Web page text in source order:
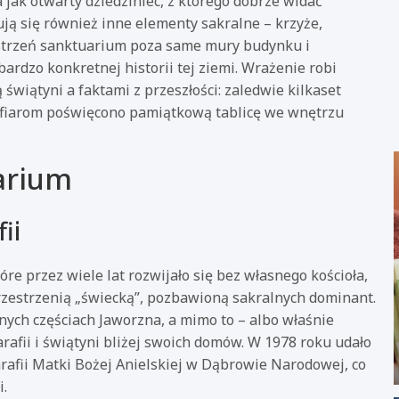
się również inne elementy sakralne – krzyże,
sanktuarium poza same mury budynku i
konkretnej historii tej ziemi. Wrażenie robi
a faktami z przeszłości: zaledwie kilkaset
poświęcono pamiątkową tablicę we wnętrzu
przez wiele lat rozwijało się bez własnego kościoła,
„świecką”, pozbawioną sakralnych dominant.
częściach Jaworzna, a mimo to – albo właśnie
i świątyni bliżej swoich domów. W 1978 roku udało
Matki Bożej Anielskiej w Dąbrowie Narodowej, co